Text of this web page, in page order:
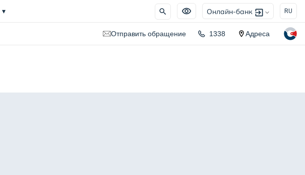
▾ Онлайн-банк RU
Отправить обращение 1338 Адреса